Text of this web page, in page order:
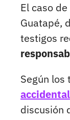
El caso
Guatapé,
testigos
Según los
accidental
discusión